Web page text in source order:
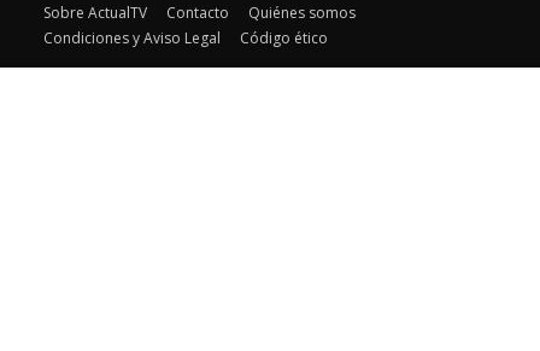
Sobre ActualTV Contacto
Quiénes somos
Condiciones y Aviso Legal
Código ético